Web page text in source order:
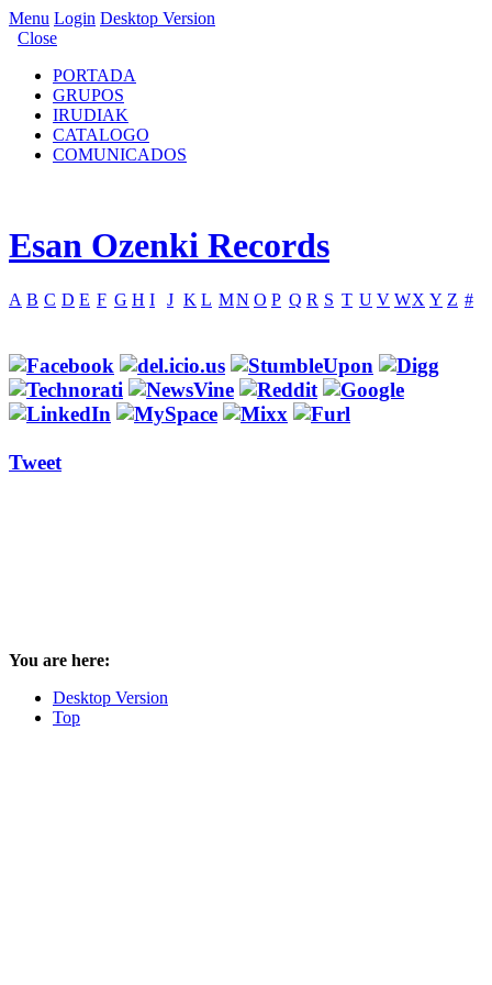
Menu Login Desktop Version
Close
PORTADA
GRUPOS
IRUDIAK
CATALOGO
COMUNICADOS
Esan Ozenki Records
A B C D E F G H I J K L MN O P Q R S T U V WX Y Z #
Tweet
You are here:
Desktop Version
Top